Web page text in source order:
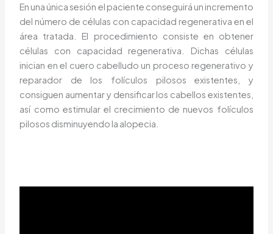
En una única sesión el paciente conseguirá un incremento
del número de células con capacidad regenerativa en el
área tratada. El procedimiento consiste en obtener
células con capacidad regenerativa. Dichas células
inician en el cuero cabelludo un proceso regenerativo y
reparador de los folículos pilosos existentes, y
consiguen aumentar y densificar los cabellos existentes,
así como estimular el crecimiento de nuevos folículos
pilosos disminuyendo la alopecia.